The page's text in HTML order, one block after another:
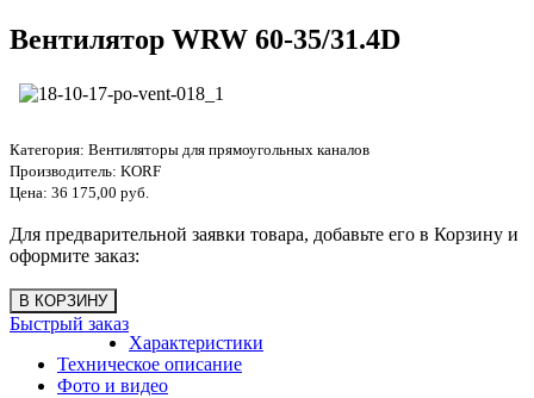
Вентилятор WRW 60-35/31.4D
Категория: Вентиляторы для прямоугольных каналов
Производитель: KORF
Цена: 36 175,00 руб.
Для предварительной заявки товара, добавьте его в Корзину и
оформите заказ:
Быстрый заказ
Характеристики
Техническое описание
Фото и видео